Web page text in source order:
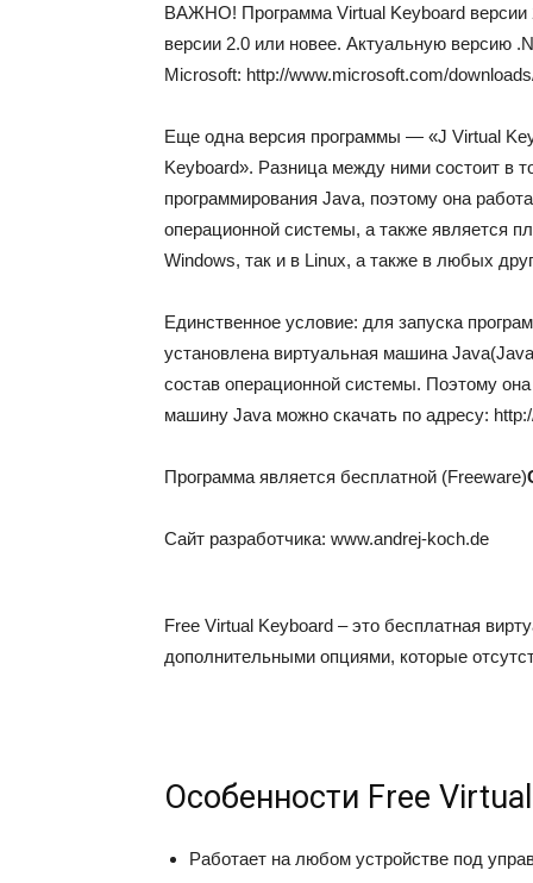
ВАЖНО! Программа Virtual Keyboard
версии 2.0 или новее. Актуальную версию
Microsoft: http://www.microsoft.com/
Еще одна версия программы — «J Virtual
Keyboard». Разница между ними состоит в
программирования Java, поэтому она
операционной системы, а также является
Windows, так и в Linux, а также в любых
Единственное условие: для запуска
установлена виртуальная машина Java
состав операционной системы. Поэтому
машину Java можно скачать по адресу:
Программа является бесплатной (Freeware)
Сайт разработчика: www.andrej-koch.de
Free Virtual Keyboard – это бесплатная
дополнительными опциями, которые
Особенности Free
Работает на любом устройстве под